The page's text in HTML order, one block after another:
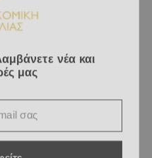
νέα και
μας